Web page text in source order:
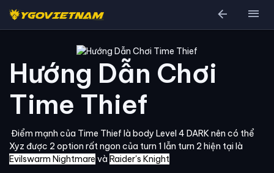
arrow_back menu
Hướng Dẫn Chơi
Time Thief
Điểm mạnh của Time Thief là body Level 4 DARK nên có thể
Xyz được 2 option rất ngon của turn 1 lẫn turn 2 hiện tại là
Evilswarm Nightmare và Raider's Knight